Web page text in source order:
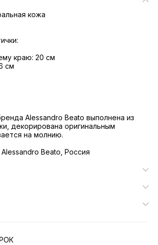
кожа
краю: 20 см
см
Alessandro Beato выполнена из
декорирована оригинальным
на молнию.
Beato, Россия